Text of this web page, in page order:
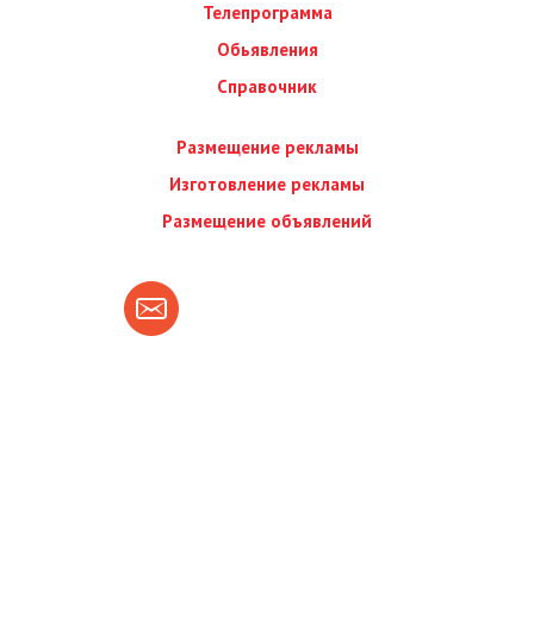
Телепрограмма
Обьявления
Справочник
Размещение рекламы
Изготовление рекламы
Размещение объявлений